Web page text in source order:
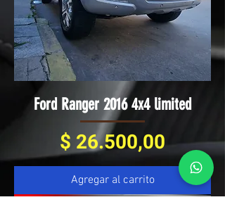
Ford Ranger 2016 4x4 limited
Precio
$ 26.500,00
Agregar al carrito